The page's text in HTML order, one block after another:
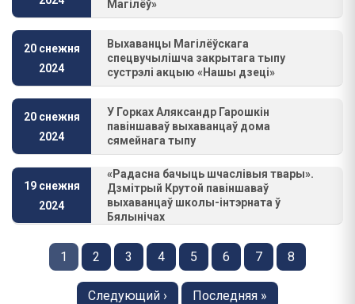
Магілёў»
20 снежня
2024
Выхаванцы Магілёўскага
спецвучылішча закрытага тыпу
сустрэлі акцыю «Нашы дзеці»
20 снежня
2024
У Горках Аляксандр Гарошкін
павіншаваў выхаванцаў дома
сямейнага тыпу
19 снежня
2024
«Радасна бачыць шчаслівыя твары».
Дзмітрый Крутой павіншаваў
выхаванцаў школы-інтэрната ў
Бялынічах
Старонка
1 Старонка
2 Старонка
3 Старонка
4 Старонка
5 Старонка
6 Старонка
7 Старонка
8
Next
Следующий ›
Last
Последняя »